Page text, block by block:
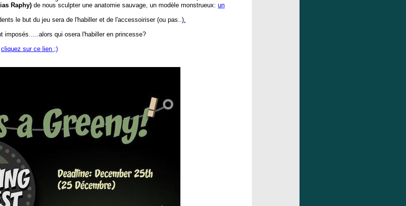
Raphy) de nous sculpter une anatomie sauvage, un modèle monstrueux: un
le but du jeu sera de l'habiller et de l'accessoiriser (ou pas..).
imposés…..alors qui osera l'habiller en princesse?
cliquez sur ce lien ;)